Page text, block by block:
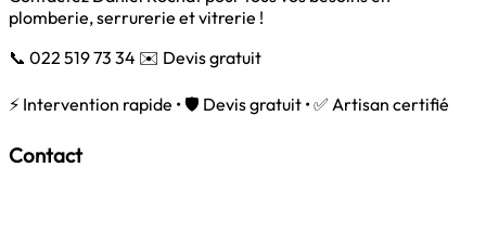
plomberie, serrurerie et vitrerie !
📞 022 519 73 34 ✉️ Devis gratuit
⚡ Intervention rapide • 🛡️ Devis gratuit • ✅ Artisan certifié
Contact